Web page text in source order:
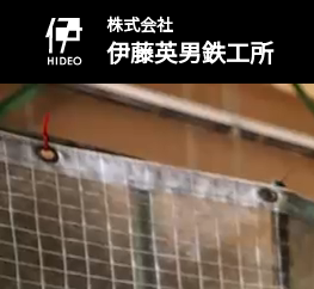
株式会社
伊藤英男鉄工所